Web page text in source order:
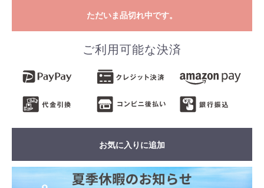
ただいま品切れ中です。
ご利用可能な決済
お気に入りに追加